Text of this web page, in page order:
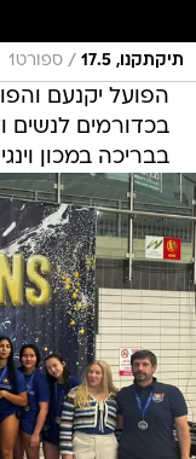
תיקתקנו, 17.5 / ספורט1
הפועל יקנעם
בכדורמים לנשים
בבריכה במכון וינגייט